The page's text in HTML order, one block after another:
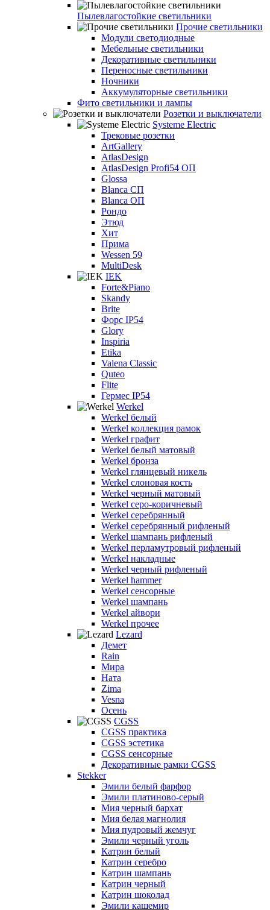
Пылевлагостойкие светильники
Прочие светильники
Модули светодиодные
Мебельные светильники
Декоративные светильники
Переносные светильники
Ночники
Аккумуляторные светильники
Фито светильники и лампы
Розетки и выключатели
Systeme Electric
Трековые розетки
ArtGallery
AtlasDesign
AtlasDesign Profi54 ОП
Glossa
Blanca СП
Blanca ОП
Рондо
Этюд
Хит
Прима
Wessen 59
MultiDesk
IEK
Forte&Piano
Skandy
Brite
Форс IP54
Glory
Inspiria
Etika
Valena Classic
Quteo
Flite
Гермес IP54
Werkel
Werkel белый
Werkel коллекция рамок
Werkel графит
Werkel белый матовый
Werkel бронза
Werkel глянцевый никель
Werkel слоновая кость
Werkel черный матовый
Werkel серо-коричневый
Werkel серебрянный
Werkel серебрянный рифленый
Werkel шампань рифленый
Werkel перламутровый рифленый
Werkel накладные
Werkel черный рифленый
Werkel hammer
Werkel сенсорные
Werkel шампань
Werkel айвори
Werkel прочее
Lezard
Демет
Rain
Мира
Ната
Zima
Vesna
Осень
CGSS
CGSS практика
CGSS эстетика
CGSS сенсорные
Декоративные рамки CGSS
Stekker
Эмили белый фарфор
Эмили платиново-серый
Мия черный бархат
Мия белая магнолия
Мия пудровый жемчуг
Эмили черный уголь
Катрин белый
Катрин серебро
Катрин шампань
Катрин черный
Катрин шоколад
Эмили кашемир